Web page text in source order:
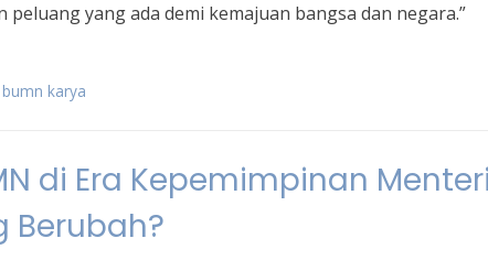
yang ada demi kemajuan bangsa dan negara.”
karya
di Era Kepemimpinan
Berubah?